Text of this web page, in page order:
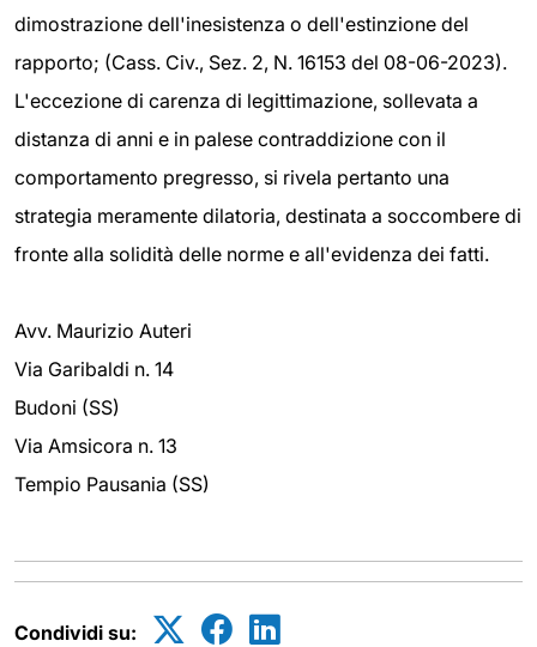
dimostrazione dell'inesistenza o dell'estinzione del
rapporto; (Cass. Civ., Sez. 2, N. 16153 del 08-06-2023).
L'eccezione di carenza di legittimazione, sollevata a
distanza di anni e in palese contraddizione con il
comportamento pregresso, si rivela pertanto una
strategia meramente dilatoria, destinata a soccombere di
fronte alla solidità delle norme e all'evidenza dei fatti.
Avv. Maurizio Auteri
Via Garibaldi n. 14
Budoni (SS)
Via Amsicora n. 13
Tempio Pausania (SS)
Condividi su: